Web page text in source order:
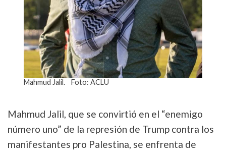
Mahmud Jalil. Foto: ACLU
Mahmud Jalil, que se convirtió en el “enemigo
número uno” de la represión de Trump contra los
manifestantes pro Palestina, se enfrenta de